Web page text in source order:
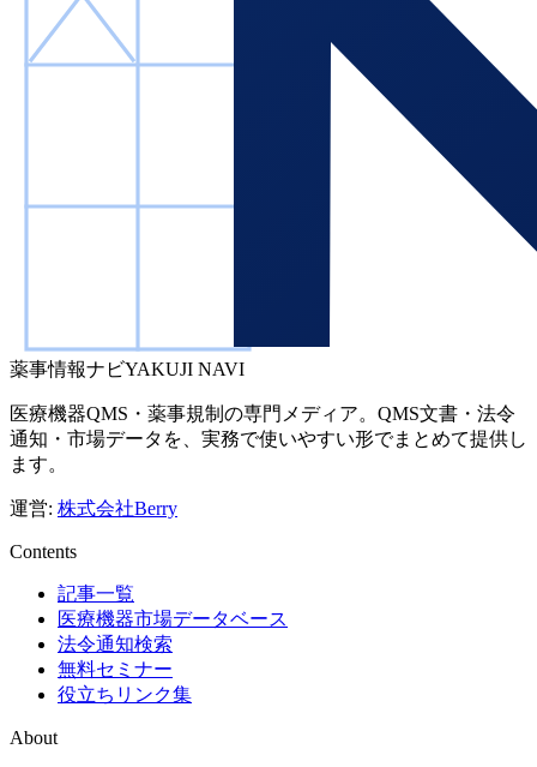
薬事情報ナビYAKUJI NAVI
医療機器QMS・薬事規制の専門メディア。QMS文書・法令
通知・市場データを、実務で使いやすい形でまとめて提供し
ます。
運営: 株式会社Berry
Contents
記事一覧
医療機器市場データベース
法令通知検索
無料セミナー
役立ちリンク集
About